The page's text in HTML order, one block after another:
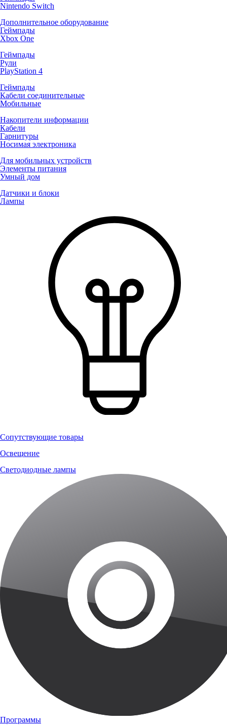
Nintendo Switch
Дополнительное оборудование
Геймпады
Xbox One
Геймпады
Рули
PlayStation 4
Геймпады
Кабели соединительные
Мобильные
Накопители информации
Кабели
Гарнитуры
Носимая электроника
Для мобильных устройств
Элементы питания
Умный дом
Датчики и блоки
Лампы
Сопутствующие товары
Освещение
Светодиодные лампы
Программы